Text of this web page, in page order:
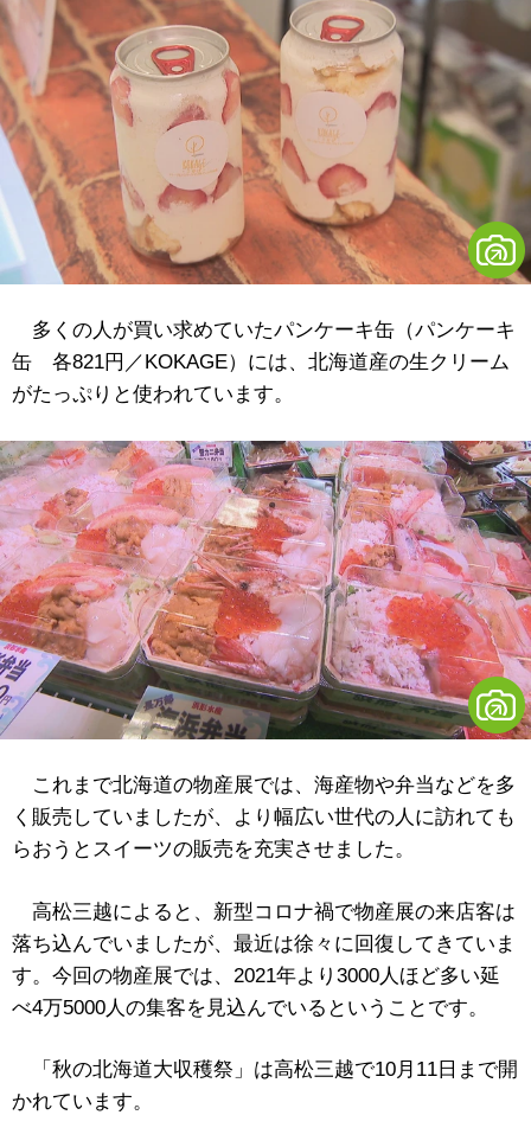
多くの人が買い求めていたパンケーキ缶（パンケーキ
缶 各821円／KOKAGE）には、北海道産の生クリーム
がたっぷりと使われています。
これまで北海道の物産展では、海産物や弁当などを多
く販売していましたが、より幅広い世代の人に訪れても
らおうとスイーツの販売を充実させました。
高松三越によると、新型コロナ禍で物産展の来店客は
落ち込んでいましたが、最近は徐々に回復してきていま
す。今回の物産展では、2021年より3000人ほど多い延
べ4万5000人の集客を見込んでいるということです。
「秋の北海道大収穫祭」は高松三越で10月11日まで開
かれています。